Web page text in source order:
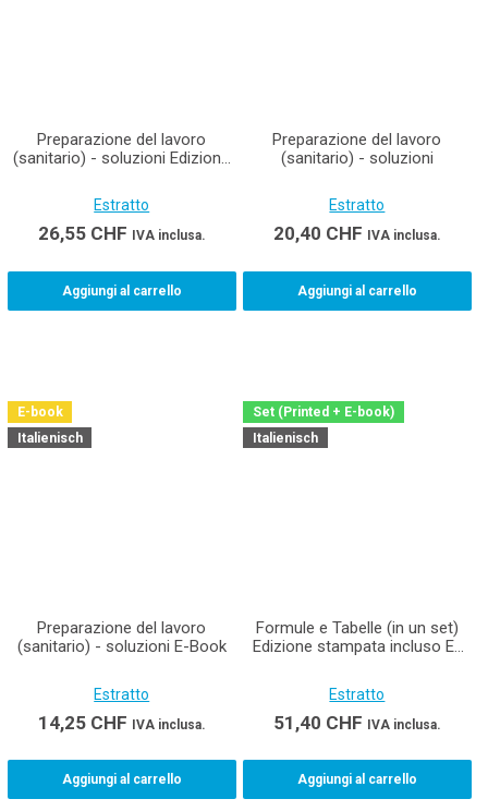
Preparazione del lavoro
(sanitario) - soluzioni Edizione
Estratto
26,55 CHF IVA inclusa.
Aggiungi al carrello
Preparazione del lavoro
(sanitario) - soluzioni
Estratto
20,40 CHF IVA inclusa.
Aggiungi al carrello
E-book
Italienisch
Preparazione del lavoro
(sanitario) - soluzioni E-Book
Estratto
14,25 CHF IVA inclusa.
Aggiungi al carrello
Set (Printed + E-book)
Italienisch
Formule e Tabelle (in un set)
Edizione stampata incluso E-
tecnici della costruzione AFC
Estratto
51,40 CHF IVA inclusa.
Aggiungi al carrello